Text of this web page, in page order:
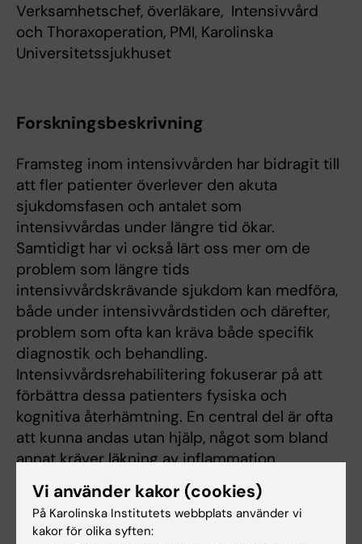
Verksamhetschef, överläkare, Intensivvård
och Thoraxoperation, PMI, Karolinska
Universitetssjukhuset
Forskningsbeskrivning
Framsteg inom intensivvården har bidragit till
att fler patienter överlever den akuta
sjukdomsfasen och antalet som
intensivvårdas under längre tid ökar.
Samtidigt har vi också lärt oss mer om de
problem som längre tids
intensivvårdskrävande sjukdom kan medföra,
både under intensivvårdstiden och därefter,
problem som ofta kan kräva både specifik
diagnostik och behandling.
Intensivvårdsrehabilitering fokuserar på att
förbättra dessa patienters fysiska och
kognitiva återhämtning. En central del är ofta
att kunna andas utan hjälp, något som bland
annat kräver läkning av inflammation,
återhämtning av muskelstyrka, neuromuskulär
koordination, sensorimotoriska reflexer samt
förmågan att hålla en fri och skyddad luftväg.
Vi använder kakor (cookies)
På Karolinska Institutets webbplats använder vi
kakor för olika syften: